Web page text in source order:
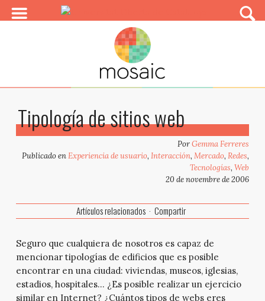
Tipología de sitios web
PorGemma Ferreres
Publicado enExperiencia de usuario,Interacción,Mercado,Redes,
Tecnologías,Web
20 de novembre de 2006
Artículos relacionados Compartir
Seguro que cualquiera de nosotros es capaz de
mencionar tipologías de edificios que es posible
encontrar en una ciudad: viviendas, museos, iglesias,
estadios, hospitales… ¿Es posible realizar un ejercicio
similar en Internet? ¿Cuántos tipos de webs eres